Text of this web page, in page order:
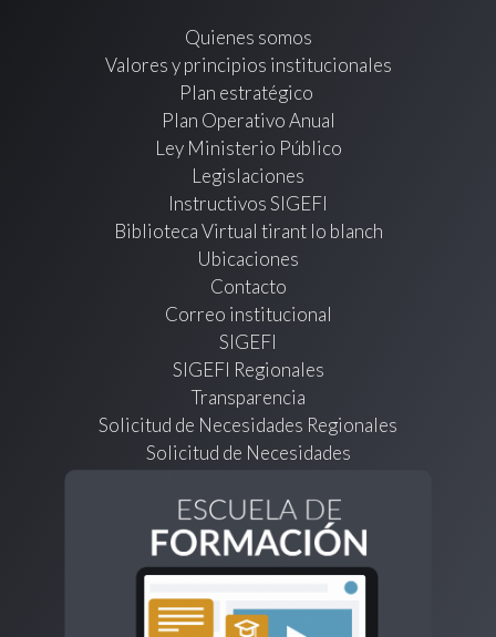
Quienes somos
Valores y principios institucionales
Plan estratégico
Plan Operativo Anual
Ley Ministerio Público
Legislaciones
Instructivos SIGEFI
Biblioteca Virtual tirant lo blanch
Ubicaciones
Contacto
Correo institucional
SIGEFI
SIGEFI Regionales
Transparencia
Solicitud de Necesidades Regionales
Solicitud de Necesidades